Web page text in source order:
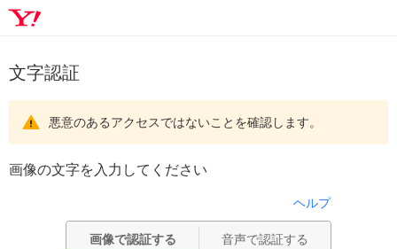
文字認証
悪意のあるアクセスではないことを確認します。
画像の文字を入力してください
ヘルプ
画像で認証する 音声で認証する